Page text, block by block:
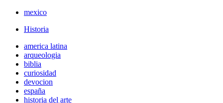
mexico
Historia
america latina
arqueologia
biblia
curiosidad
devocion
españa
historia del arte